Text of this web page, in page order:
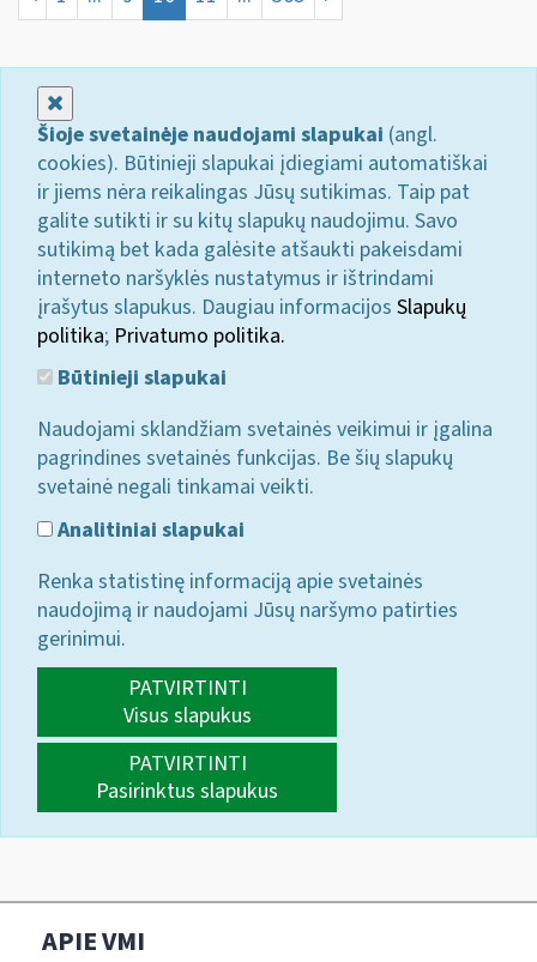
Šioje svetainėje naudojami slapukai (angl.
cookies). Būtinieji slapukai įdiegiami automatiškai
ir jiems nėra reikalingas Jūsų sutikimas. Taip pat
galite sutikti ir su kitų slapukų naudojimu. Savo
sutikimą bet kada galėsite atšaukti pakeisdami
interneto naršyklės nustatymus ir ištrindami
įrašytus slapukus. Daugiau informacijos Slapukų
politika; Privatumo politika.
Būtinieji slapukai
Naudojami sklandžiam svetainės veikimui ir įgalina
pagrindines svetainės funkcijas. Be šių slapukų
svetainė negali tinkamai veikti.
Analitiniai slapukai
Renka statistinę informaciją apie svetainės
naudojimą ir naudojami Jūsų naršymo patirties
gerinimui.
PATVIRTINTI
Visus slapukus
PATVIRTINTI
Pasirinktus slapukus
APIE VMI